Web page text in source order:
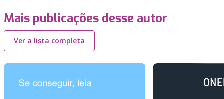
Mais publicações desse autor
Ver a lista completa